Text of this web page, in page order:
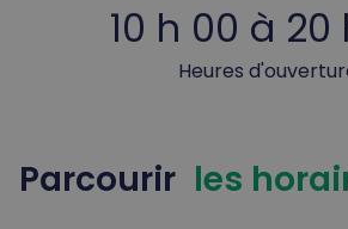
10 h 00 à 20
Heures
Parcourir les